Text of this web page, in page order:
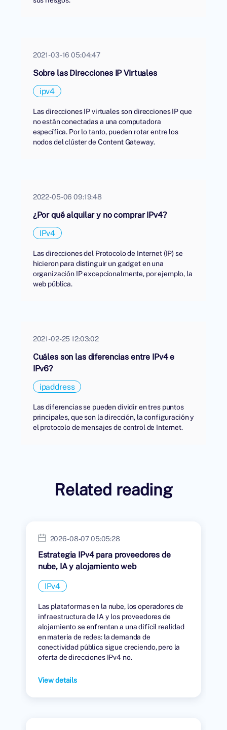
2021-03-16 05:04:47
Sobre las Direcciones IP Virtuales
ipv4
Las direcciones IP virtuales son direcciones IP que
no están conectadas a una computadora
específica. Por lo tanto, pueden rotar entre los
nodos del clúster de Content Gateway.
2022-05-06 09:19:48
¿Por qué alquilar y no comprar IPv4?
IPv4
Las direcciones del Protocolo de Internet (IP) se
hicieron para distinguir un gadget en una
organización IP excepcionalmente, por ejemplo, la
web pública.
2021-02-25 12:03:02
Cuáles son las diferencias entre IPv4 e
IPv6?
ipaddress
Las diferencias se pueden dividir en tres puntos
principales, que son la dirección, la configuración y
el protocolo de mensajes de control de Internet.
Related reading
2026-08-07 05:05:28
Estrategia IPv4 para proveedores de
nube, IA y alojamiento web
IPv4
Las plataformas en la nube, los operadores de
infraestructura de IA y los proveedores de
alojamiento se enfrentan a una difícil realidad
en materia de redes: la demanda de
conectividad pública sigue creciendo, pero la
oferta de direcciones IPv4 no.
View details